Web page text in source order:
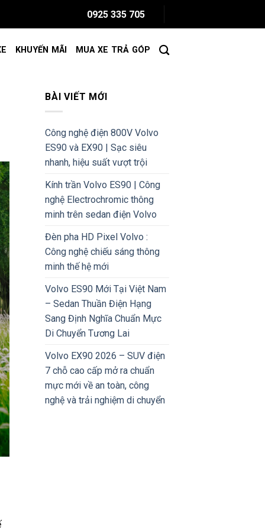
0925 335 705
KHUYẾN MÃI MUA XE TRẢ GÓP
BÀI VIẾT MỚI
Công nghệ điện 800V Volvo
ES90 và EX90 | Sạc siêu
nhanh, hiệu suất vượt trội
Kính trần Volvo ES90 | Công
nghệ Electrochromic thông
minh trên sedan điện Volvo
Đèn pha HD Pixel Volvo :
Công nghệ chiếu sáng thông
minh thế hệ mới
Volvo ES90 Mới Tại Việt Nam
– Sedan Thuần Điện Hạng
Sang Định Nghĩa Chuẩn Mực
Di Chuyển Tương Lai
Volvo EX90 2026 – SUV điện
7 chỗ cao cấp mở ra chuẩn
mực mới về an toàn, công
nghệ và trải nghiệm di chuyển